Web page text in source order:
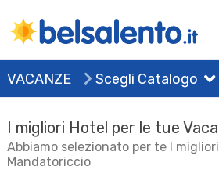
VACANZE Scegli Catalogo
I migliori Hotel per le tue
Abbiamo selezionato per te I
Mandatoriccio